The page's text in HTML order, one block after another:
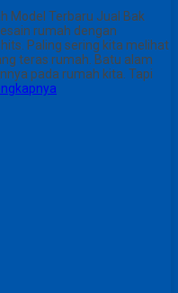
Model Terbaru Jual Bak
rumah dengan
Paling sering kita melihat
teras rumah. Batu alam
pada rumah kita. Tapi